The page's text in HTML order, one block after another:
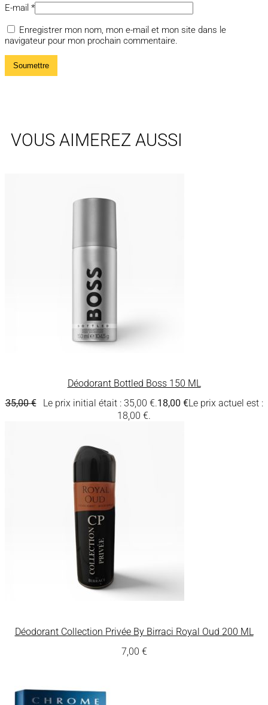
E-mail *
Enregistrer mon nom, mon e-mail et mon site dans le
navigateur pour mon prochain commentaire.
VOUS AIMEREZ AUSSI
Déodorant Bottled Boss 150 ML
35,00€ Le prix initial était : 35,00 €.18,00 €Le prix actuel est :
18,00 €.
Déodorant Collection Privée By Birraci Royal Oud 200 ML
7,00 €